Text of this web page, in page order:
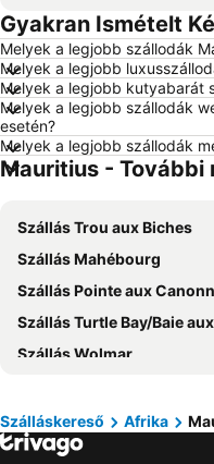
Szállás Debrecen
Szállás Bécs
Szállás Antalya
Szállás Dubrovnik
Szállás Trieszt
Szállás Olaszország
Szállás Görögország
Szállás Várna
Gyakran Ismételt
Melyek a legjobb szállodák
Melyek a legjobb
Melyek a legjobb kutyabarát
Melyek a legjobb szállodák
esetén?
Melyek a legjobb szállodák
Mauritius - További
Szállás Trou aux Biches
Szállás Mahébourg
Szállás Pointe aux
Szállás Turtle Bay/Baie aux Turtes
Szállás Wolmar
Szállás Poste Lafayette
Szállás Curepipe
Szálláskereső Afrika